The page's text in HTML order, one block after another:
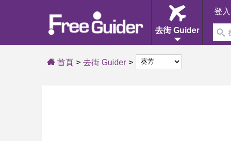
去街 Guider
登入
首頁 去街 Guider